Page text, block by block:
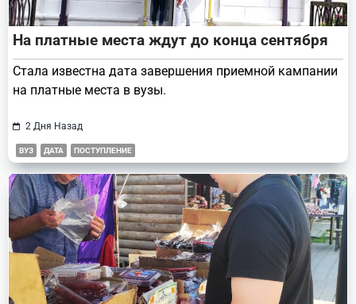
На платные места ждут до конца сентября
Стала известна дата завершения приемной кампании
на платные места в вузы.
2 Дня Назад
ВУЗ ДАТА ПОСТУПЛЕНИЕ